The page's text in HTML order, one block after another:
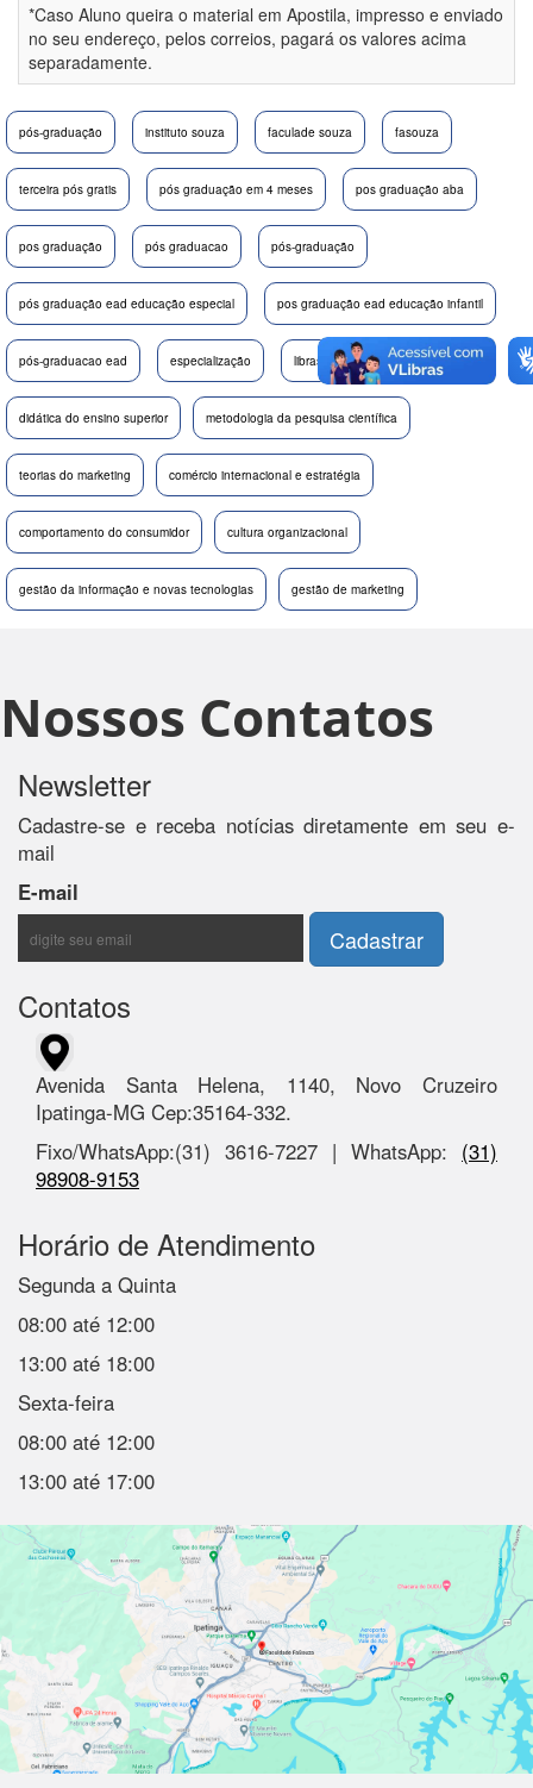
*Caso Aluno queira o material em Apostila, impresso e enviado
no seu endereço, pelos correios, pagará os valores acima
separadamente.
pós-graduação instituto souza faculade souza fasouza
terceira pós gratis pós graduação em 4 meses pos graduação aba
pos graduação pós graduacao pós-graduação
pós graduação ead educação especial pos graduação ead educação infantil
pós-graduacao ead especialização libras - língua brasileira de sinais
didática do ensino superior metodologia da pesquisa científica
teorias do marketing comércio internacional e estratégia
comportamento do consumidor cultura organizacional
gestão da informação e novas tecnologias gestão de marketing
Nossos Contatos
Newsletter
Cadastre-se e receba notícias diretamente em seu e-
mail
E-mail
Contatos
Avenida Santa Helena, 1140, Novo Cruzeiro
Ipatinga-MG Cep:35164-332.
Fixo/WhatsApp:(31) 3616-7227 | WhatsApp: (31)
98908-9153
Horário de Atendimento
Segunda a Quinta
08:00 até 12:00
13:00 até 18:00
Sexta-feira
08:00 até 12:00
13:00 até 17:00